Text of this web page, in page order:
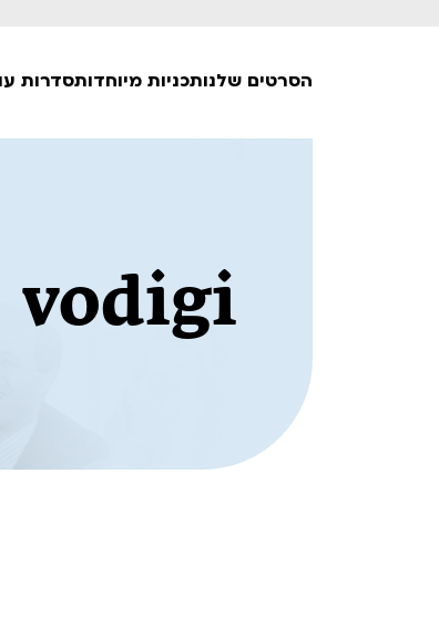
הסרטים שלנו
סרט פלוס
לילדים ולכל המשפחה
הקרנות על פופים
שלישי בשלייקס
אפטר בסינמטק
תכניות מיוחדותסדרות עונת
vodigi